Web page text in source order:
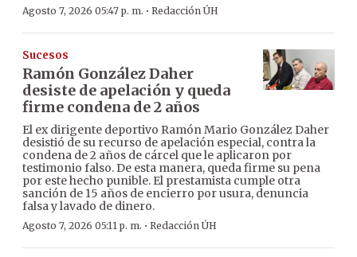
Agosto 7, 2026 05:47 p. m. · Redacción ÚH
Sucesos
Ramón González Daher
desiste de apelación y queda
firme condena de 2 años
El ex dirigente deportivo Ramón Mario González Daher
desistió de su recurso de apelación especial, contra la
condena de 2 años de cárcel que le aplicaron por
testimonio falso. De esta manera, queda firme su pena
por este hecho punible. El prestamista cumple otra
sanción de 15 años de encierro por usura, denuncia
falsa y lavado de dinero.
Agosto 7, 2026 05:11 p. m. · Redacción ÚH